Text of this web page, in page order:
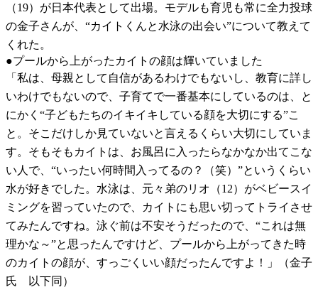
（19）が日本代表として出場。モデルも育児も常に全力投球
の金子さんが、“カイトくんと水泳の出会い”について教えて
くれた。
●プールから上がったカイトの顔は輝いていました
「私は、母親として自信があるわけでもないし、教育に詳し
いわけでもないので、子育てで一番基本にしているのは、と
にかく“子どもたちのイキイキしている顔を大切にする”こ
と。そこだけしか見ていないと言えるくらい大切にしていま
す。そもそもカイトは、お風呂に入ったらなかなか出てこな
い人で、“いったい何時間入ってるの？（笑）”というくらい
水が好きでした。水泳は、元々弟のリオ（12）がベビースイ
ミングを習っていたので、カイトにも思い切ってトライさせ
てみたんですね。泳ぐ前は不安そうだったので、“これは無
理かな～”と思ったんですけど、プールから上がってきた時
のカイトの顔が、すっごくいい顔だったんですよ！」（金子
氏 以下同）